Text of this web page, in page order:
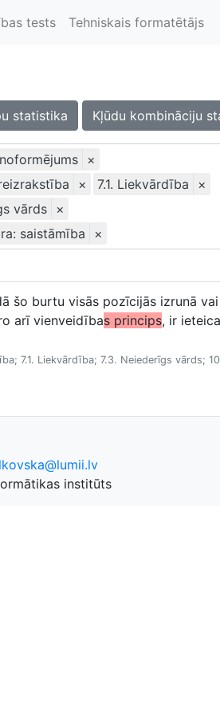
tests Tehniskais formatētājs
statistika Kļūdu kombināciju
×
× 7.1. Liekvārdība
×
vārds ×
saistāmība
×
šo burtu visās pozīcijās izrunā
arī vienveidības princips, ir
7.1. Liekvārdība; 7.3. Neiederīgs vārds;
institūts